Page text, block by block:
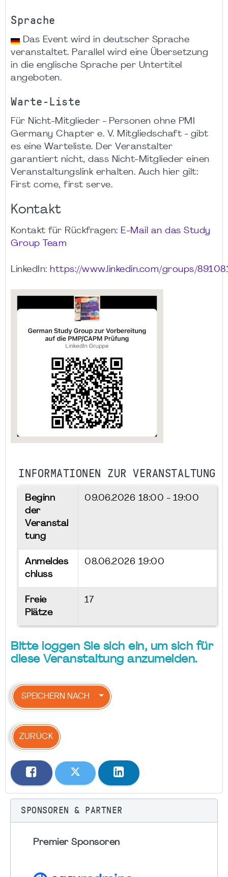
Sprache
Das Event wird in deutscher Sprache
veranstaltet. Parallel wird eine Übersetzung
in die englische Sprache per Untertitel
angeboten.
Warte-Liste
Für Nicht-Mitglieder - Personen ohne PMI
Germany Chapter e. V. Mitgliedschaft - gibt
es eine Warteliste. Der Veranstalter
garantiert nicht, dass Nicht-Mitglieder einen
Veranstaltungslink erhalten. Auch hier gilt:
First come, first serve.
Kontakt
Kontakt für Rückfragen: E-Mail an das Study
Group Team
LinkedIn: https://www.linkedin.com/groups/
INFORMATIONEN ZUR VERANSTALTUNG
Beginn
der
Veranstal
tung
09.06.2026 18:00 - 19:00
Anmeldes
chluss
08.06.2026 19:00
Freie
Plätze
17
Bitte loggen Sie sich ein, um sich für
diese Veranstaltung anzumelden.
SPEICHERN NACH
ZURÜCK
SPONSOREN & PARTNER
Premier Sponsoren